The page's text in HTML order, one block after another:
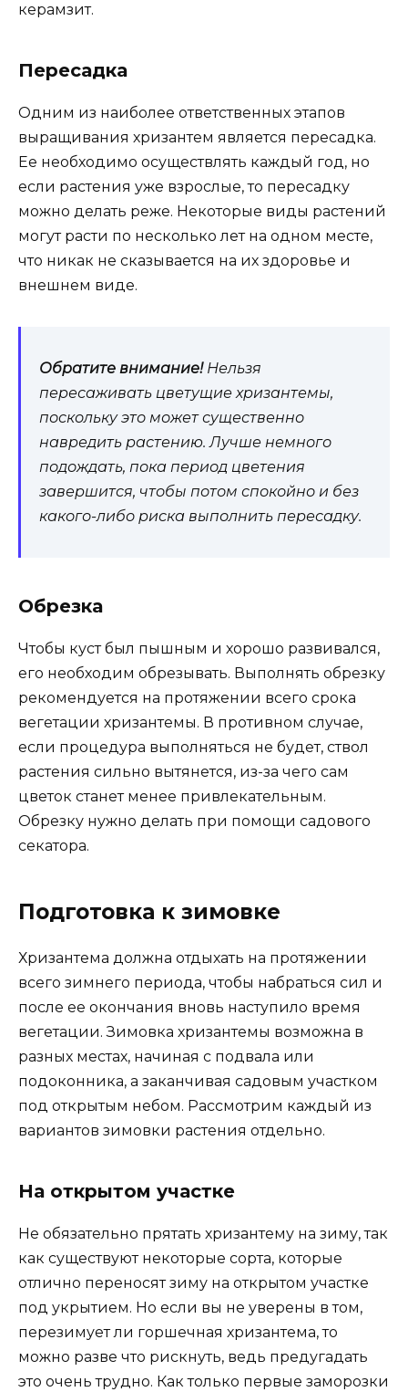
керамзит.
Пересадка
Одним из наиболее ответственных этапов
выращивания хризантем является пересадка.
Ее необходимо осуществлять каждый год, но
если растения уже взрослые, то пересадку
можно делать реже. Некоторые виды растений
могут расти по несколько лет на одном месте,
что никак не сказывается на их здоровье и
внешнем виде.
Обратите внимание!Нельзя
пересаживать цветущие хризантемы,
поскольку это может существенно
навредить растению. Лучше немного
подождать, пока период цветения
завершится, чтобы потом спокойно и без
какого-либо риска выполнить пересадку.
Обрезка
Чтобы куст был пышным и хорошо развивался,
его необходим обрезывать. Выполнять обрезку
рекомендуется на протяжении всего срока
вегетации хризантемы. В противном случае,
если процедура выполняться не будет, ствол
растения сильно вытянется, из-за чего сам
цветок станет менее привлекательным.
Обрезку нужно делать при помощи садового
секатора.
Подготовка к зимовке
Хризантема должна отдыхать на протяжении
всего зимнего периода, чтобы набраться сил и
после ее окончания вновь наступило время
вегетации. Зимовка хризантемы возможна в
разных местах, начиная с подвала или
подоконника, а заканчивая садовым участком
под открытым небом. Рассмотрим каждый из
вариантов зимовки растения отдельно.
На открытом участке
Не обязательно прятать хризантему на зиму, так
как существуют некоторые сорта, которые
отлично переносят зиму на открытом участке
под укрытием. Но если вы не уверены в том,
перезимует ли горшечная хризантема, то
можно разве что рискнуть, ведь предугадать
это очень трудно. Как только первые заморозки